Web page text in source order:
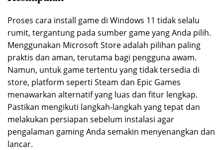
Proses cara install game di Windows 11 tidak selalu
rumit, tergantung pada sumber game yang Anda pilih.
Menggunakan Microsoft Store adalah pilihan paling
praktis dan aman, terutama bagi pengguna awam.
Namun, untuk game tertentu yang tidak tersedia di
store, platform seperti Steam dan Epic Games
menawarkan alternatif yang luas dan fitur lengkap.
Pastikan mengikuti langkah-langkah yang tepat dan
melakukan persiapan sebelum instalasi agar
pengalaman gaming Anda semakin menyenangkan dan
lancar.